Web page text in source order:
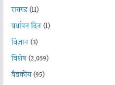
रायगड(11)
वर्धापन दिन(1)
विज्ञान(3)
विशेष(2,059)
वैद्यकीय(95)